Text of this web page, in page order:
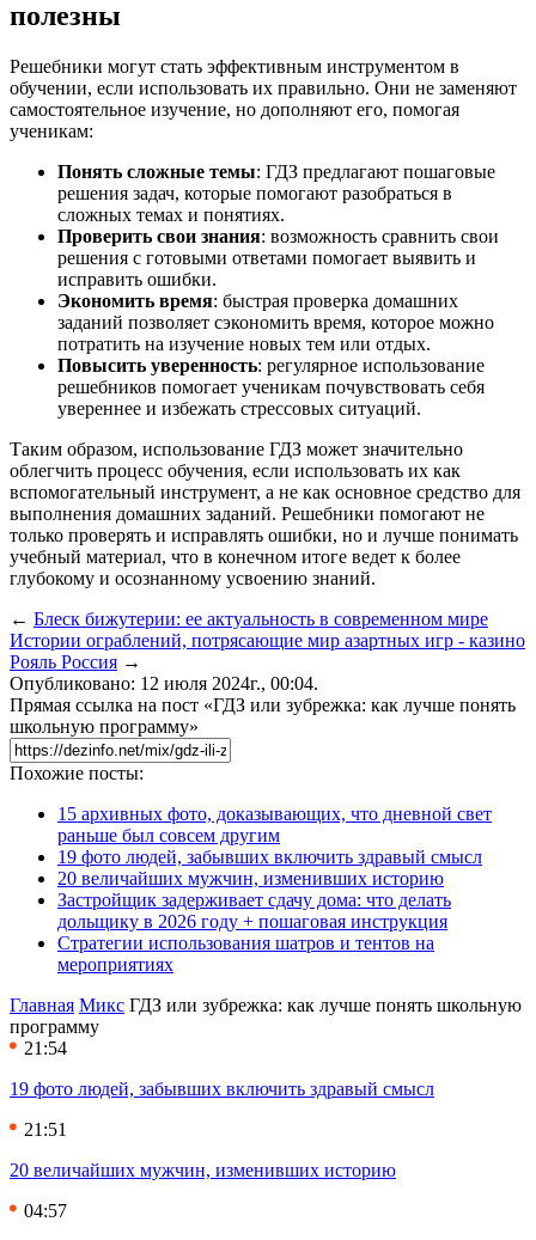
полезны
Решебники могут стать эффективным инструментом в
обучении, если использовать их правильно. Они не заменяют
самостоятельное изучение, но дополняют его, помогая
ученикам:
Понять сложные темы: ГДЗ предлагают пошаговые
решения задач, которые помогают разобраться в
сложных темах и понятиях.
Проверить свои знания: возможность сравнить свои
решения с готовыми ответами помогает выявить и
исправить ошибки.
Экономить время: быстрая проверка домашних
заданий позволяет сэкономить время, которое можно
потратить на изучение новых тем или отдых.
Повысить уверенность: регулярное использование
решебников помогает ученикам почувствовать себя
увереннее и избежать стрессовых ситуаций.
Таким образом, использование ГДЗ может значительно
облегчить процесс обучения, если использовать их как
вспомогательный инструмент, а не как основное средство для
выполнения домашних заданий. Решебники помогают не
только проверять и исправлять ошибки, но и лучше понимать
учебный материал, что в конечном итоге ведет к более
глубокому и осознанному усвоению знаний.
← Блеск бижутерии: ее актуальность в современном мире
Истории ограблений, потрясающие мир азартных игр - казино
Рояль Россия →
Опубликовано: 12 июля 2024г., 00:04.
Прямая ссылка на пост «ГДЗ или зубрежка: как лучше понять
школьную программу»
Похожие посты:
15 архивных фото, доказывающих, что дневной свет
раньше был совсем другим
19 фото людей, забывших включить здравый смысл
20 величайших мужчин, изменивших историю
Застройщик задерживает сдачу дома: что делать
дольщику в 2026 году + пошаговая инструкция
Стратегии использования шатров и тентов на
мероприятиях
Главная Микс ГДЗ или зубрежка: как лучше понять школьную
программу
21:54
19 фото людей, забывших включить здравый смысл
21:51
20 величайших мужчин, изменивших историю
04:57